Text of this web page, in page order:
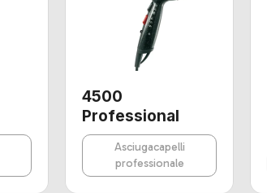
4500
Professional
Asciugacapelli
professionale